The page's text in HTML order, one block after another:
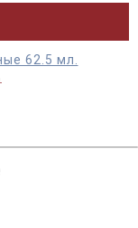
62.5 мл.